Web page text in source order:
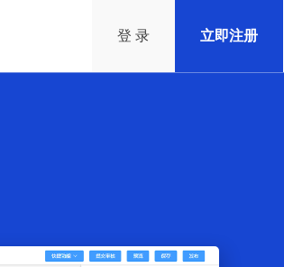
登 录 立即注册